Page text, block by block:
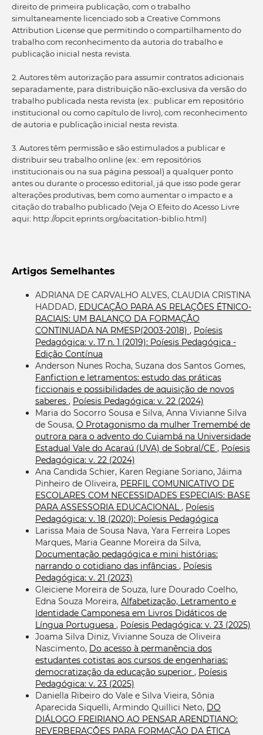
direito de primeira publicação, com o trabalho
simultaneamente licenciado sob a Creative Commons
Attribution License que permitindo o compartilhamento do
trabalho com reconhecimento da autoria do trabalho e
publicação inicial nesta revista.
2. Autores têm autorização para assumir contratos adicionais
separadamente, para distribuição não-exclusiva da versão do
trabalho publicada nesta revista (ex.: publicar em repositório
institucional ou como capítulo de livro), com reconhecimento
de autoria e publicação inicial nesta revista.
3. Autores têm permissão e são estimulados a publicar e
distribuir seu trabalho online (ex.: em repositórios
institucionais ou na sua página pessoal) a qualquer ponto
antes ou durante o processo editorial, já que isso pode gerar
alterações produtivas, bem como aumentar o impacto e a
citação do trabalho publicado (Veja O Efeito do Acesso Livre
aqui: http://opcit.eprints.org/oacitation-biblio.html)
Artigos Semelhantes
ADRIANA DE CARVALHO ALVES, CLAUDIA CRISTINA
HADDAD, EDUCAÇÃO PARA AS RELAÇÕES ÉTNICO-
RACIAIS: UM BALANÇO DA FORMAÇÃO
CONTINUADA NA RMESP(2003-2018) , Poíesis
Pedagógica: v. 17 n. 1 (2019): Poíesis Pedagógica -
Edição Contínua
Anderson Nunes Rocha, Suzana dos Santos Gomes,
Fanfiction e letramentos: estudo das práticas
ficcionais e possibilidades de aquisição de novos
saberes , Poíesis Pedagógica: v. 22 (2024)
Maria do Socorro Sousa e Silva, Anna Vivianne Silva
de Sousa, O Protagonismo da mulher Tremembé de
outrora para o advento do Cuiambá na Universidade
Estadual Vale do Acaraú (UVA) de Sobral/CE , Poíesis
Pedagógica: v. 22 (2024)
Ana Candida Schier, Karen Regiane Soriano, Jáima
Pinheiro de Oliveira, PERFIL COMUNICATIVO DE
ESCOLARES COM NECESSIDADES ESPECIAIS: BASE
PARA ASSESSORIA EDUCACIONAL , Poíesis
Pedagógica: v. 18 (2020): Poíesis Pedagógica
Larissa Maia de Sousa Nava, Yara Ferreira Lopes
Marques, Maria Geanne Moreira da Silva,
Documentação pedagógica e mini histórias:
narrando o cotidiano das infâncias , Poíesis
Pedagógica: v. 21 (2023)
Gleiciene Moreira de Souza, Iure Dourado Coelho,
Edna Souza Moreira, Alfabetização, Letramento e
Identidade Camponesa em Livros Didáticos de
Língua Portuguesa , Poíesis Pedagógica: v. 23 (2025)
Joama Silva Diniz, Vivianne Souza de Oliveira
Nascimento, Do acesso à permanência dos
estudantes cotistas aos cursos de engenharias:
democratização da educação superior , Poíesis
Pedagógica: v. 23 (2025)
Daniella Ribeiro do Vale e Silva Vieira, Sônia
Aparecida Siquelli, Armindo Quillici Neto, DO
DIÁLOGO FREIRIANO AO PENSAR ARENDTIANO:
REVERBERAÇÕES PARA FORMAÇÃO DA ÉTICA